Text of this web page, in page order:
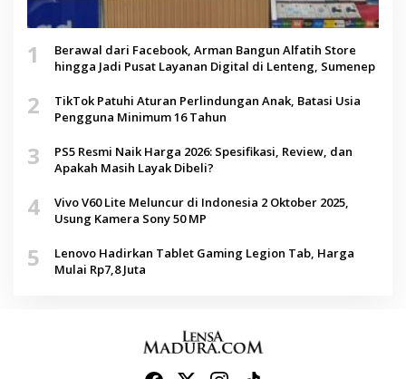
1
Berawal dari Facebook, Arman Bangun Alfatih Store
hingga Jadi Pusat Layanan Digital di Lenteng, Sumenep
2
TikTok Patuhi Aturan Perlindungan Anak, Batasi Usia
Pengguna Minimum 16 Tahun
3
PS5 Resmi Naik Harga 2026: Spesifikasi, Review, dan
Apakah Masih Layak Dibeli?
4
Vivo V60 Lite Meluncur di Indonesia 2 Oktober 2025,
Usung Kamera Sony 50 MP
5
Lenovo Hadirkan Tablet Gaming Legion Tab, Harga
Mulai Rp7,8 Juta